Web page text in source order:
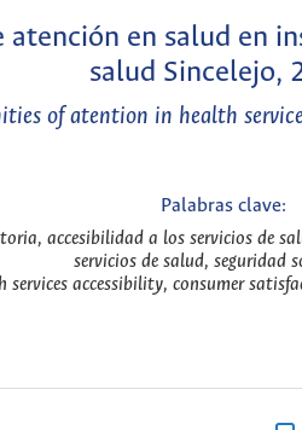
en salud en
salud Sincelejo,
of atention in health
Palabras clave:
accesibilidad a los servicios de
servicios de salud, seguridad
accessibility, consumer